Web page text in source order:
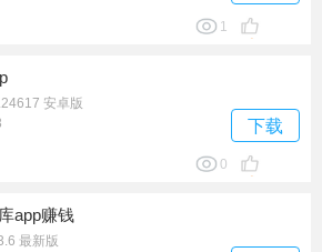
1
安卓版
下载
0
app赚钱
最新版